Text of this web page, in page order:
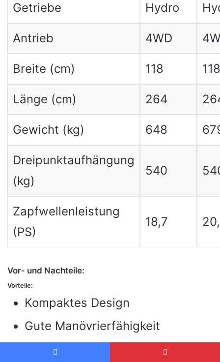
Getriebe Hydro
Antrieb 4WD
Breite (cm) 118 118
Länge (cm) 264
Gewicht (kg) 648
Dreipunktaufhängung
(kg)
540
Zapfwellenleistung
(PS)
18,7
Vor- und Nachteile:
Vorteile:
Kompaktes Design
Gute Manövrierfähigkeit
Leistungsstarker Motor